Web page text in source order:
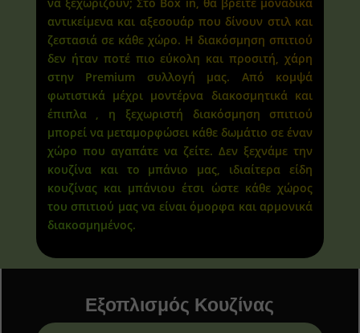
αντικείμενα και αξεσουάρ που δίνουν στιλ και
ζεστασιά σε κάθε χώρο. Η διακόσμηση σπιτιού
δεν ήταν ποτέ πιο εύκολη και προσιτή, χάρη
στην Premium συλλογή μας. Από κομψά
φωτιστικά μέχρι μοντέρνα διακοσμητικά και
έπιπλα , η ξεχωριστή διακόσμηση σπιτιού
μπορεί να μεταμορφώσει κάθε δωμάτιο σε έναν
χώρο που αγαπάτε να ζείτε. Δεν ξεχνάμε την
κουζίνα και το μπάνιο μας, ιδιαίτερα είδη
κουζίνας και μπάνιου έτσι ώστε κάθε χώρος
του σπιτιού μας να είναι όμορφα και αρμονικά
διακοσμημένος.
Εξοπλισμός Κουζίνας